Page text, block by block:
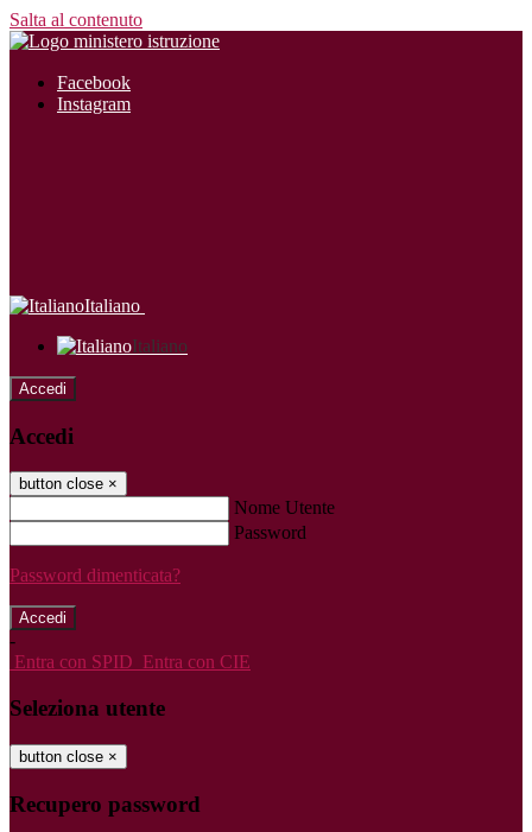
Salta al contenuto
Facebook
Instagram
Italiano
Italiano
Accedi
Accedi
button close ×
Nome Utente
Password
Password dimenticata?
-
Entra con SPID Entra con CIE
Seleziona utente
button close ×
Recupero password